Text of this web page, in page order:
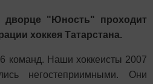
"Юность" проходит
хоккея Татарстана.
команд. Наши хоккеисты 2007
негостеприимными. Они